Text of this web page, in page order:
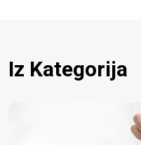
Iz Kategorija